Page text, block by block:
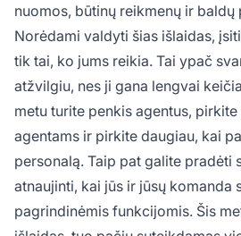
nuomos, būtinų reikmenų ir
Norėdami valdyti šias išlaidas,
tik tai, ko jums reikia. Tai ypač
atžvilgiu, nes ji gana lengvai
metu turite penkis agentus,
agentams ir pirkite daugiau, kai
personalą. Taip pat galite pradėti
atnaujinti, kai jūs ir jūsų komanda
pagrindinėmis funkcijomis. Šis